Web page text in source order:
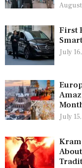
August
First
July
July